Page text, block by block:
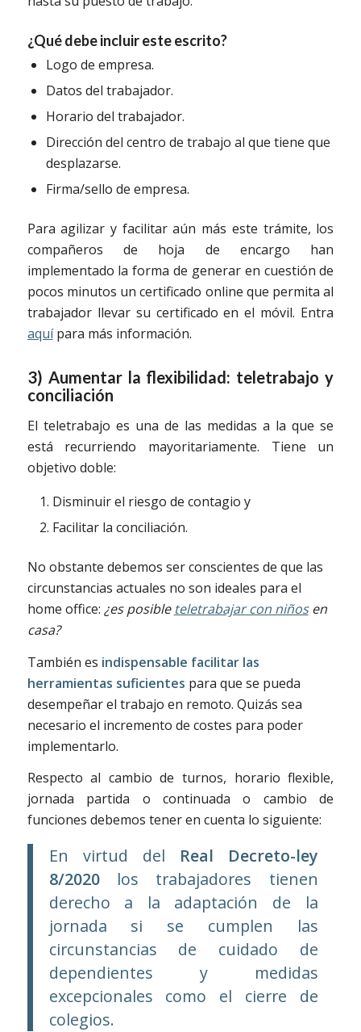
¿Qué debe incluir este escrito?
Logo de empresa.
Datos del trabajador.
Horario del trabajador.
Dirección del centro de trabajo al que tiene que
desplazarse.
Firma/sello de empresa.
Para agilizar y facilitar aún más este trámite, los
compañeros de hoja de encargo han
implementado la forma de generar en cuestión de
pocos minutos un certificado online que permita al
trabajador llevar su certificado en el móvil. Entra
aquípara más información.
3) Aumentar la flexibilidad: teletrabajo y
conciliación
El teletrabajo es una de las medidas a la que se
está recurriendo mayoritariamente. Tiene un
objetivo doble:
Disminuir el riesgo de contagio y
Facilitar la conciliación.
No obstante debemos ser conscientes de que las
circunstancias actuales no son ideales para el
home office: ¿es posible teletrabajar con niñosen
casa?
También es indispensable facilitar las
herramientas suficientes para que se pueda
desempeñar el trabajo en remoto. Quizás sea
necesario el incremento de costes para poder
implementarlo.
Respecto al cambio de turnos, horario flexible,
jornada partida o continuada o cambio de
funciones debemos tener en cuenta lo siguiente:
En virtud del Real Decreto-ley
8/2020los trabajadores tienen
derecho a la adaptación de la
jornada si se cumplen las
circunstancias de cuidado de
dependientes y medidas
excepcionales como el cierre de
colegios.